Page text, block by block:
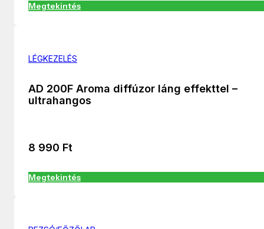
Megtekintés
LÉGKEZELÉS
AD 200F Aroma diffúzor láng effekttel –
ultrahangos
8 990 Ft
Megtekintés